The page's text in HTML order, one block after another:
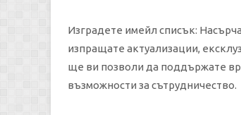
Изградете имейл списък:
изпращате актуализации,
ще ви позволи да поддържате
възможности за сътрудничество.